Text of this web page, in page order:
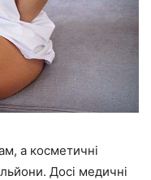
а косметичні
Досі медичні